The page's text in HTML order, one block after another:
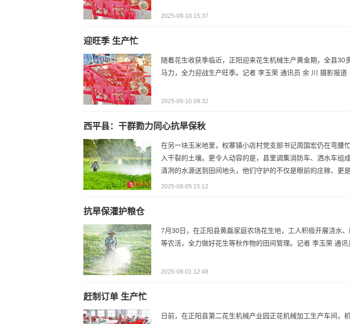
2025-09-10 15:37
迎旺季 生产忙
随着花生收获季临近，正阳迎来花生机械生产黄金期，全县30
马力，全力迎战生产旺季。记者 李玉荣 通讯员 余 川 摄影报道
2025-09-10 09:32
西平县：干群勠力同心抗旱保秋
在另一块玉米地里，权寨镇小店村党支部书记周国宏仍在弯腰
入干裂的土壤。更令人动容的是，县里调集消防车、洒水车组
清冽的水源送到田间地头，他们守护的不仅是眼前的庄稼、更是
2025-08-05 15:12
抗旱保灌护粮仓
7月30日，在正阳县黄磊家庭农场花生地，工人积极开展浇水
等农活，全力做好花生等秋作物的田间管理。记者 李玉荣 通
2025-08-01 12:48
赶制订单 生产忙
日前，在正阳县第二花生机械产业园正花机械加工生产车间，